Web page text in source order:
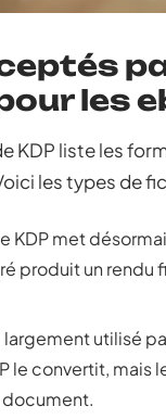
les
KDP liste les
les types de
KDP met
produit un
utilisé
le convertit,
document.